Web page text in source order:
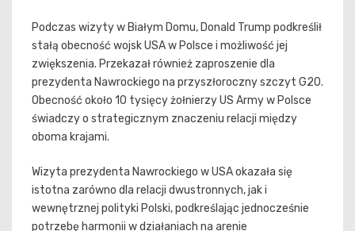
Podczas wizyty w Białym Domu, Donald Trump podkreślił
stałą obecność wojsk USA w Polsce i możliwość jej
zwiększenia. Przekazał również zaproszenie dla
prezydenta Nawrockiego na przyszłoroczny szczyt G20.
Obecność około 10 tysięcy żołnierzy US Army w Polsce
świadczy o strategicznym znaczeniu relacji między
oboma krajami.
Wizyta prezydenta Nawrockiego w USA okazała się
istotna zarówno dla relacji dwustronnych, jak i
wewnętrznej polityki Polski, podkreślając jednocześnie
potrzebę harmonii w działaniach na arenie